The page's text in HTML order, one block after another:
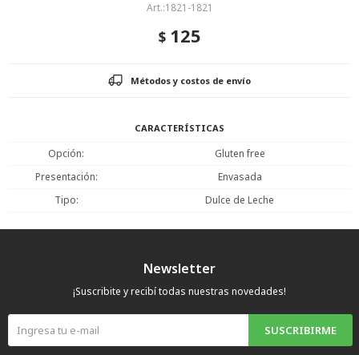
1821-1821
$ 125
Métodos y costos de envío
CARACTERÍSTICAS
Opción
Gluten free
Presentación
Envasada
Tipo
Dulce de Leche
Newsletter
¡Suscribite y recibí todas nuestras novedades!
SUSCRIBIRME